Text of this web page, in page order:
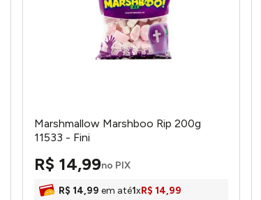
Marshmallow Marshboo Rip 200g
11533 - Fini
R$ 14,99no PIX
R$ 14,99 em até1xR$ 14,99